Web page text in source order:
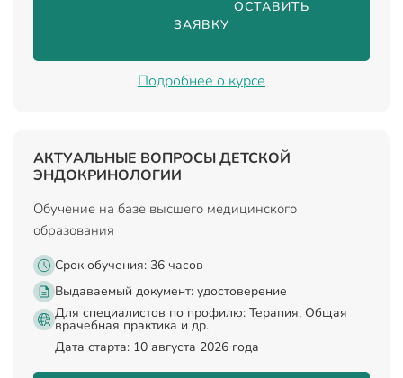
                                ОСТАВИТЬ
ЗАЯВКУ
Подробнее о курсе
АКТУАЛЬНЫЕ ВОПРОСЫ ДЕТСКОЙ
ЭНДОКРИНОЛОГИИ
Обучение на базе высшего медицинского
образования
Срок обучения: 36 часов
Выдаваемый документ: удостоверение
Для специалистов по профилю: Терапия, Общая
врачебная практика и др.
Дата старта: 10 августа 2026 года